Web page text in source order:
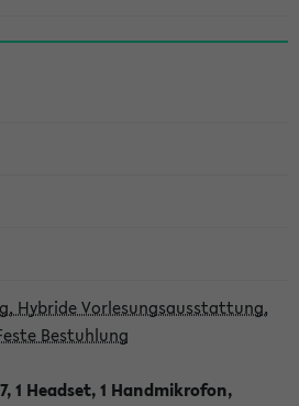
Hybride Vorlesungsausstattung,
Bestuhlung
1 Headset, 1 Handmikrofon,